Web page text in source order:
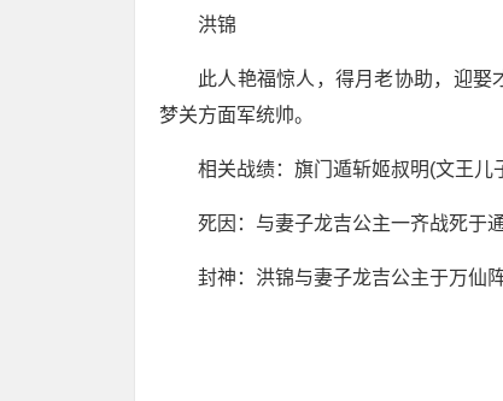
洪锦
此人艳福惊人，得月老协助，迎
梦关方面军统帅。
相关战绩：旗门遁斩姬叔明(文王儿
死因：与妻子龙吉公主一齐战死于
封神：洪锦与妻子龙吉公主于万仙